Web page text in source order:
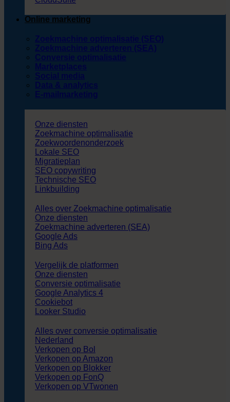
Online marketing
Zoekmachine optimalisatie (SEO)
Zoekmachine adverteren (SEA)
Conversie optimalisatie
Marketplaces
Social media
Data & analytics
E-mailmarketing
Onze diensten
Zoekmachine optimalisatie
Zoekwoordenonderzoek
Lokale SEO
Migratieplan
SEO copywriting
Technische SEO
Linkbuilding
Alles over Zoekmachine optimalisatie
Onze diensten
Zoekmachine adverteren (SEA)
Google Ads
Bing Ads
Vergelijk de platformen
Onze diensten
Conversie optimalisatie
Google Analytics 4
Cookiebot
Looker Studio
Alles over conversie optimalisatie
Nederland
Verkopen op Bol
Verkopen op Amazon
Verkopen op Blokker
Verkopen op FonQ
Verkopen op VTwonen